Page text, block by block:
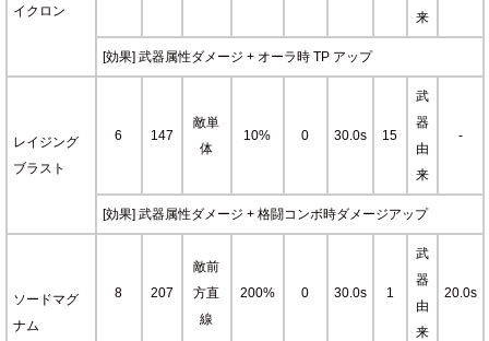
イクロン
来
[効果] 武器属性ダメージ + オーラ時 TP アップ
レイジング
ブラスト
6 147
敵単
体
10% 0 30.0s 15
武
器
由
来
-
[効果] 武器属性ダメージ + 格闘コンボ時ダメージアップ
ソードマグ
ナム
8 207
敵前
方直
線
200% 0 30.0s 1
武
器
由
来
20.0s